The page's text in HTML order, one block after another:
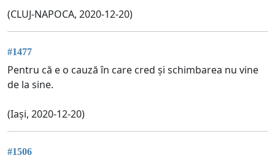
(CLUJ-NAPOCA, 2020-12-20)
#1477
Pentru că e o cauză în care cred și schimbarea nu vine
de la sine.
(Iași, 2020-12-20)
#1506